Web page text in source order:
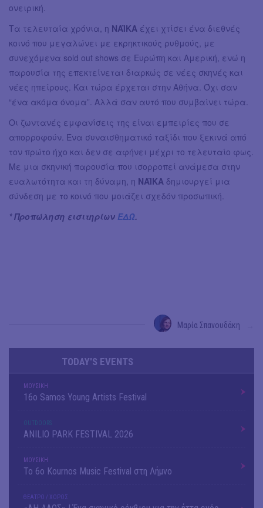
ονειρική.
Τα τελευταία χρόνια, η NAΪKA έχει χτίσει ένα διεθνές
κοινό που μεγαλώνει με εκρηκτικούς ρυθμούς, με
συνεχόμενα sold out shows σε Ευρώπη και Αμερική, ενώ η
παρουσία της επεκτείνεται διαρκώς σε νέες σκηνές και
νέες ηπείρους. Και τώρα έρχεται στην Αθήνα. Όχι σαν
“ένα ακόμα όνομα”. Αλλά σαν αυτό που συμβαίνει τώρα.
Οι ζωντανές εμφανίσεις της είναι εμπειρίες που σε
απορροφούν. Ένα συναισθηματικό ταξίδι που ξεκινά από
τον πρώτο ήχο και δεν σε αφήνει μέχρι το τελευταίο φως.
Με μια σκηνική παρουσία που ισορροπεί ανάμεσα στην
ευαλωτότητα και τη δύναμη, η NAΪKA δημιουργεί μια
σύνδεση με το κοινό που μοιάζει σχεδόν προσωπική.
* Προπώληση εισιτηρίων ΕΔΩ.
Μαρία Σπανουδάκη
TODAY'S EVENTS
ΜΟΥΣΙΚΗ
16o Samos Young Artists Festival
OUTDΟORS
ANILIO PARK FESTIVAL 2026
ΜΟΥΣΙΚΗ
Το 6ο Kournos Music Festival στη Λήμνο
ΘΕΑΤΡΟ / ΧΟΡΟΣ